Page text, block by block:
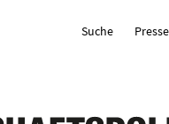
Suche Presse